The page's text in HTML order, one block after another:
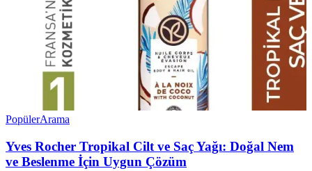
PopülerArama
Yves Rocher Tropikal Cilt ve Saç Yağı: Doğal Nem
ve Beslenme İçin Uygun Çözüm